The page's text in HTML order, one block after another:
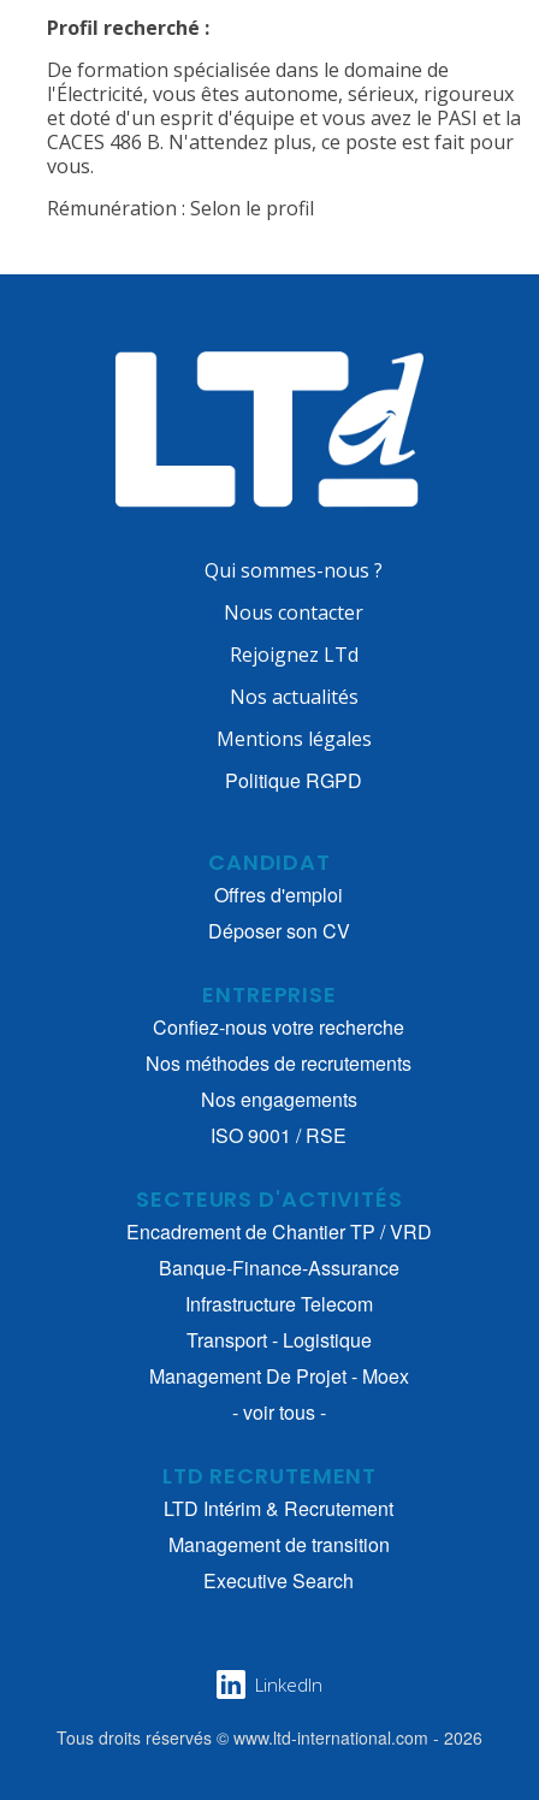
Profil recherché :
De formation spécialisée dans le domaine de
l'Électricité, vous êtes autonome, sérieux, rigoureux
et doté d'un esprit d'équipe et vous avez le PASI et la
CACES 486 B. N'attendez plus, ce poste est fait pour
vous.
Rémunération : Selon le profil
Qui sommes-nous ?
Nous contacter
Rejoignez LTd
Nos actualités
Mentions légales
Politique RGPD
CANDIDAT
Offres d'emploi
Déposer son CV
ENTREPRISE
Confiez-nous votre recherche
Nos méthodes de recrutements
Nos engagements
ISO 9001 / RSE
SECTEURS D'ACTIVITÉS
Encadrement de Chantier TP / VRD
Banque-Finance-Assurance
Infrastructure Telecom
Transport - Logistique
Management De Projet - Moex
- voir tous -
LTD RECRUTEMENT
LTD Intérim & Recrutement
Management de transition
Executive Search
LinkedIn
Tous droits réservés © www.ltd-international.com - 2026